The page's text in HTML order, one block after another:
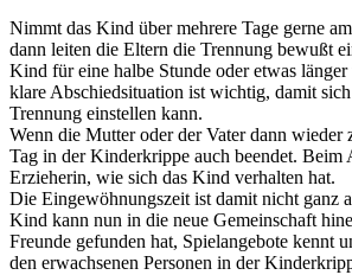
Nimmt das Kind über mehrere Tage gerne
dann leiten die Eltern die Trennung bewußt
Kind für eine halbe Stunde oder etwas länger
klare Abschiedsituation ist wichtig, damit
Trennung einstellen kann.
Wenn die Mutter oder der Vater dann wieder
Tag in der Kinderkrippe auch beendet. Beim
Erzieherin, wie sich das Kind verhalten hat.
Die Eingewöhnungszeit ist damit nicht ganz
Kind kann nun in die neue Gemeinschaft
Freunde gefunden hat, Spielangebote kennt
den erwachsenen Personen in der